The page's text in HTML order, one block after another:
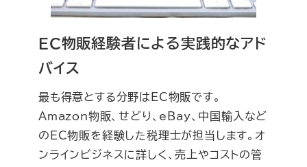
EC物販経験者による実践的なアド
バイス
最も得意とする分野はEC物販です。
Amazon物販、せどり、eBay、中国輸入など
のEC物販を経験した税理士が担当します。オ
ンラインビジネスに詳しく、売上やコストの管